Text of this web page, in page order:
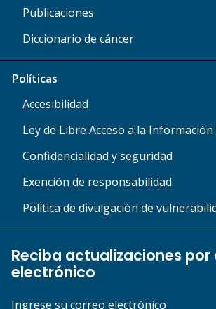
Publicaciones
Diccionario de cáncer
Políticas
Accesibilidad
Ley de Libre Acceso a la Información
Confidencialidad y seguridad
Exención de responsabilidad
Política de divulgación de
Reciba actualizaciones por
electrónico
Ingrese su correo electrónico